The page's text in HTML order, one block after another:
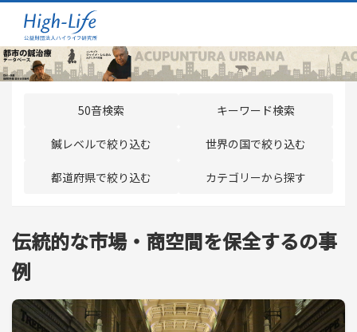
50音検索 キーワード検索
鍼レベルで絞り込む 世界の国で絞り込む
都道府県で絞り込む カテゴリーから探す
伝統的な市場・商空間を保全するの事
例